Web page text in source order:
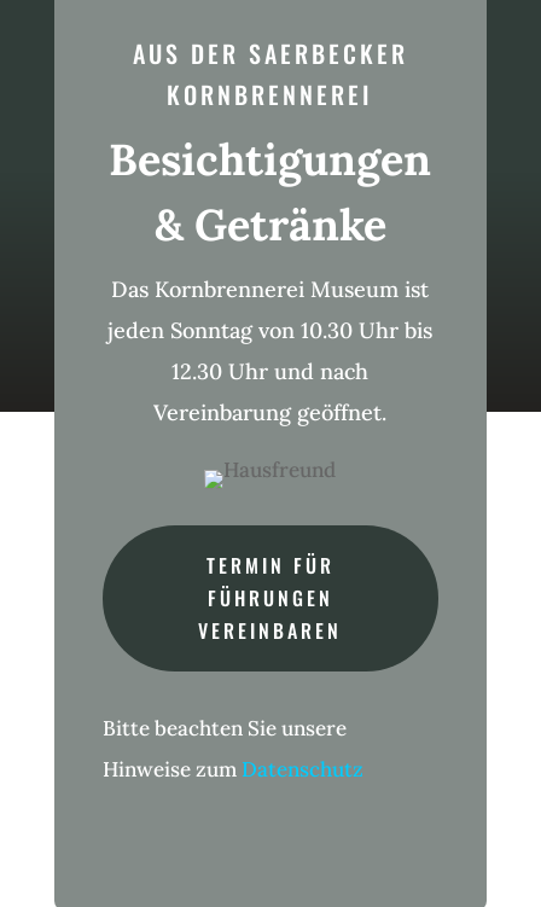
AUS DER SAERBECKER
KORNBRENNEREI
Besichtigungen
& Getränke
Das Kornbrennerei Museum ist
jeden Sonntag von 10.30 Uhr bis
12.30 Uhr und nach
Vereinbarung geöffnet.
TERMIN FÜR
FÜHRUNGEN
VEREINBAREN
Bitte beachten Sie unsere
Hinweise zum Datenschutz